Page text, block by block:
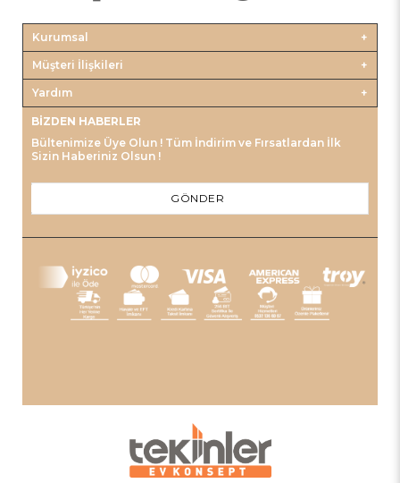
Kurumsal
Müşteri İlişkileri
Yardım
BIZDEN HABERLER
Bültenimize Üye Olun ! Tüm İndirim ve Fırsatlardan İlk
Sizin Haberiniz Olsun !
GÖNDER